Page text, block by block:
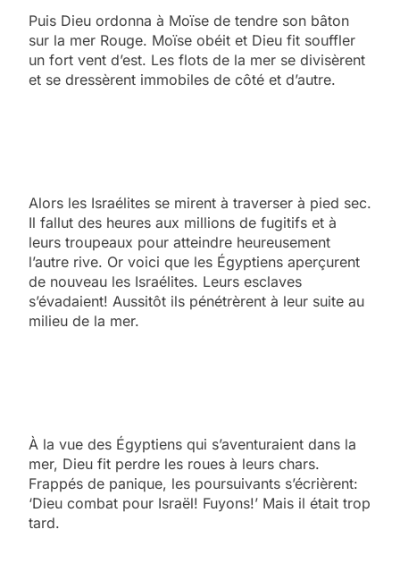
Puis Dieu ordonna à Moïse de tendre son bâton
sur la mer Rouge. Moïse obéit et Dieu fit souffler
un fort vent d’est. Les flots de la mer se divisèrent
et se dressèrent immobiles de côté et d’autre.
Alors les Israélites se mirent à traverser à pied sec.
Il fallut des heures aux millions de fugitifs et à
leurs troupeaux pour atteindre heureusement
l’autre rive. Or voici que les Égyptiens aperçurent
de nouveau les Israélites. Leurs esclaves
s’évadaient! Aussitôt ils pénétrèrent à leur suite au
milieu de la mer.
À la vue des Égyptiens qui s’aventuraient dans la
mer, Dieu fit perdre les roues à leurs chars.
Frappés de panique, les poursuivants s’écrièrent:
‘Dieu combat pour Israël! Fuyons!’ Mais il était trop
tard.